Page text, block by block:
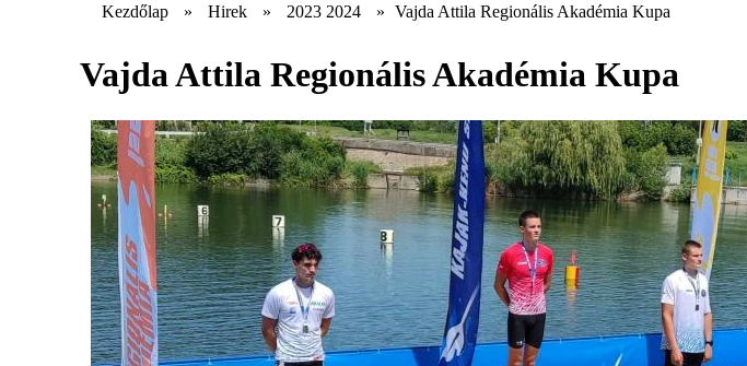
Kezdőlap » Hirek » 2023 2024 » Vajda Attila Regionális Akadémia Kupa
Vajda Attila Regionális Akadémia Kupa